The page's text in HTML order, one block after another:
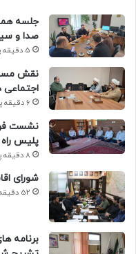
جلسه
صدا و
5 دقیقه پیش
نقش
اجتماعی
6 دقیقه پیش
نشست
پلیس
8 دقیقه پیش
شورای
52 دقیقه پیش
برنامه